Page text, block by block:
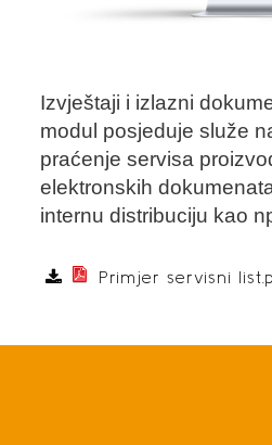
Izvještaji i izlazni
modul posjeduje služe
praćenje servisa
elektronskih
internu distribuciju kao
Primjer servisni